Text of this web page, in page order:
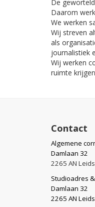
De
Daarom
We werken
Wij streven
als
journalistiek
Wij werken
ruimte
Contact
Algemene
Damlaan 32
2265 AN
Studioadres
Damlaan 32
2265 AN